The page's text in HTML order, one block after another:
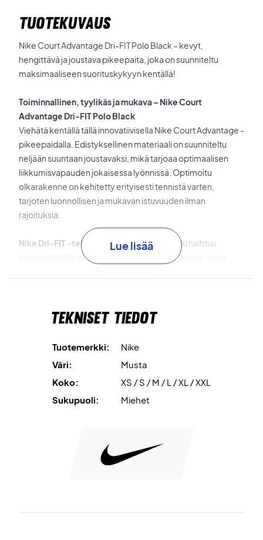
TUOTEKUVAUS
Nike Court Advantage Dri-FIT Polo Black – kevyt,
hengittävä ja joustava pikeepaita, joka on suunniteltu
maksimaaliseen suorituskykyyn kentällä!
Toiminnallinen, tyylikäs ja mukava – Nike Court
Advantage Dri-FIT Polo Black
Viehätä kentällä tällä innovatiivisella Nike Court Advantage -
pikeepaidalla. Edistyksellinen materiaali on suunniteltu
neljään suuntaan joustavaksi, mikä tarjoaa optimaalisen
liikkumisvapauden jokaisessa lyönnissä. Optimoitu
olkarakenne on kehitetty erityisesti tennistä varten,
tarjoten luonnollisen ja mukavan istuvuuden ilman
rajoituksia.
Nike Dri-FIT -teknologia varmistaa, että hiki haihtuu
nopeasti iholta, pitäen sinut kuivana ja mukavana – jopa
elegantin että urheilullisen ilmeen, kun taas pidennetty
valinta pelaajille, jotka haluavat yhdistää suorituskyvyn ja
tyylin kentällä.
Materiaali: 89 % polyesteriä, 11 % elastaania.
Lue lisää
Tekniset tiedot
Tuotemerkki:
Nike
Väri:
Musta
Koko:
XS / S / M / L / XL / XXL
Sukupuoli:
Miehet